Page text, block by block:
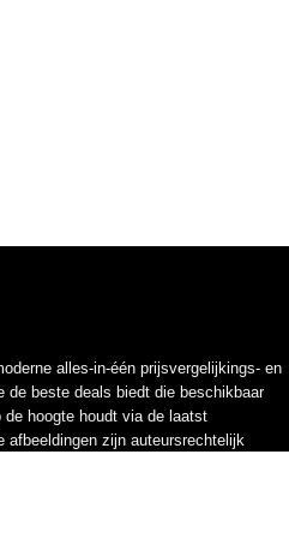
alles-in-één prijsvergelijkings- en
de beste deals biedt die beschikbaar
hoogte houdt via de laatst
afbeeldingen zijn auteursrechtelijk